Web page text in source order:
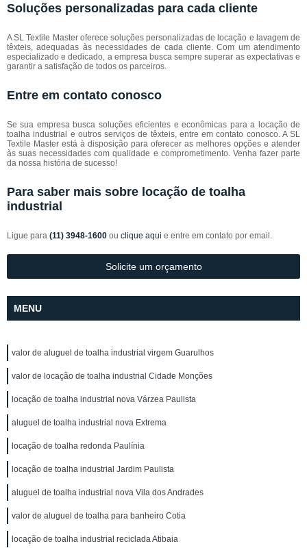
Soluções personalizadas para cada cliente
A SL Textile Master oferece soluções personalizadas de locação e lavagem de
têxteis, adequadas às necessidades de cada cliente. Com um atendimento
especializado e dedicado, a empresa busca sempre superar as expectativas e
garantir a satisfação de todos os parceiros.
Entre em contato conosco
Se sua empresa busca soluções eficientes e econômicas para a locação de
toalha industrial e outros serviços de têxteis, entre em contato conosco. A SL
Textile Master está à disposição para oferecer as melhores opções e atender
às suas necessidades com qualidade e comprometimento. Venha fazer parte
da nossa história de sucesso!
Para saber mais sobre locação de toalha
industrial
Ligue para (11) 3948-1600 ou clique aqui e entre em contato por email.
Solicite um orçamento
MENU
valor de aluguel de toalha industrial virgem Guarulhos
valor de locação de toalha industrial Cidade Monções
locação de toalha industrial nova Várzea Paulista
aluguel de toalha industrial nova Extrema
locação de toalha redonda Paulínia
locação de toalha industrial Jardim Paulista
aluguel de toalha industrial nova Vila dos Andrades
valor de aluguel de toalha para banheiro Cotia
locação de toalha industrial reciclada Atibaia